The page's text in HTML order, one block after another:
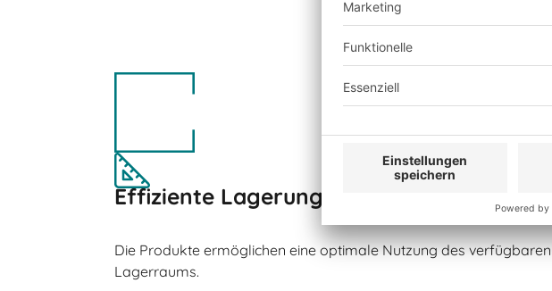
Effiziente Lagerung
Die Produkte ermöglichen eine optimale Nutzung des verfügbaren
Lagerraums.